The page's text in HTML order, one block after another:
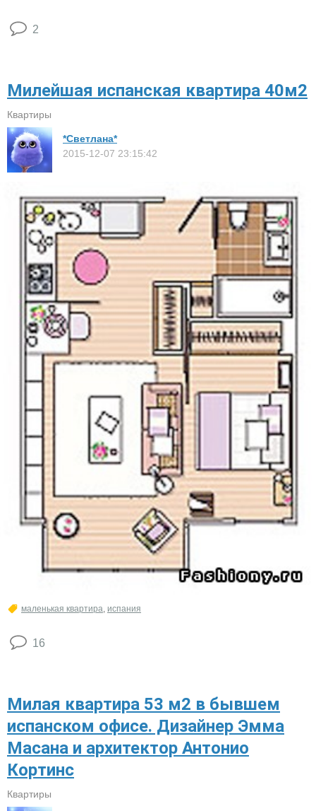
2
Милейшая испанская квартира 40м2
Квартиры
*Светлана*
2015-12-07 23:15:42
маленькая квартира испания
16
Милая квартира 53 м2 в бывшем
испанском офисе. Дизайнер Эмма
Масана и архитектор Антонио
Кортинс
Квартиры